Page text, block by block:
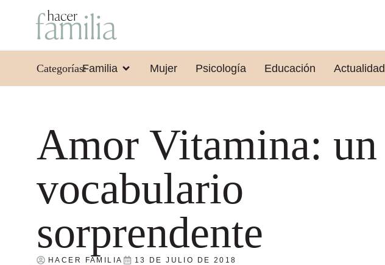
Categorías:Familia Mujer Psicología Educación Actualidad
Amor Vitamina: un
vocabulario
sorprendente
HACER FAMILIA 13 DE JULIO DE 2018